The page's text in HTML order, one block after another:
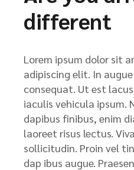
different
Lorem ipsum dolor sit
adipiscing elit. In
consequat. Ut est
iaculis vehicula ipsum.
dapibus finibus, enim
laoreet risus lectus.
sollicitudin. Proin vel
dap ibus augue.